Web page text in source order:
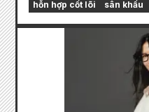
hỗn hợp cốt lõi sân khấu